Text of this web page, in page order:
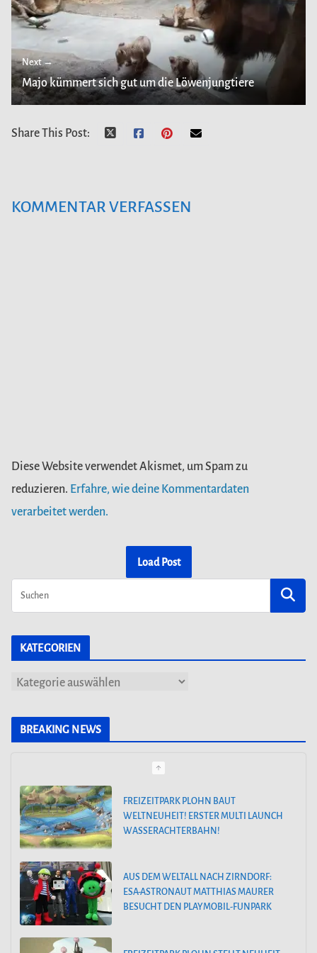
Next →
Majo kümmert sich gut um die Löwenjungtiere
Share This Post:
KOMMENTAR VERFASSEN
Diese Website verwendet Akismet, um Spam zu
reduzieren. Erfahre, wie deine Kommentardaten
verarbeitet werden.
Load Post
KATEGORIEN
K
BREAKING NEWS
FREIZEITPARK PLOHN STELLT NEUHEIT